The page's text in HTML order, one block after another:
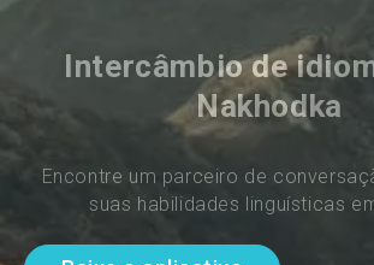
Intercâmbio de
Nakhodka
Encontre um parceiro de
suas habilidades linguísticas